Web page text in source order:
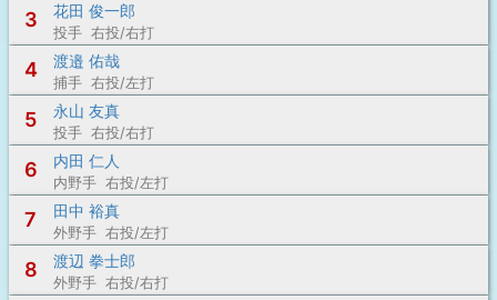
3 花田 俊一郎
投手 右投/右打
4 渡邉 佑哉
捕手 右投/左打
5 永山 友真
投手 右投/右打
6 内田 仁人
内野手 右投/左打
7 田中 裕真
外野手 右投/左打
8 渡辺 拳士郎
外野手 右投/右打